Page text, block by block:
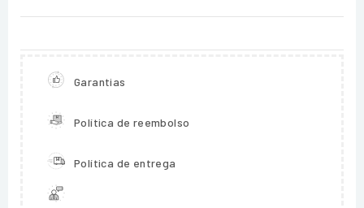
Garantias
Política de reembolso
Política de entrega